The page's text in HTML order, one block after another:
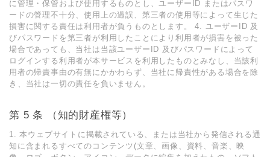
に管理・保管および使⽤するものとし、ユーザーID またはパスワ
ードの管理不⼗分、使⽤上の過誤、第三者の使⽤等によって⽣じた
損害に関する責任は利⽤者が負うものとします。 4. ユーザーID 及
びパスワードを第三者が利⽤したことにより利⽤者が損害を被った
場合であっても、当社は当該ユーザーID 及びパスワードによって
ログインする利⽤者が本サービスを利⽤したものとみなし、当該利
⽤者の帰責事由の有無にかかわらず、当社に帰責性がある場合を除
き、当社は⼀切の責任を負いません。
第 5 条 （知的財産権等）
1. 本ウェブサイトに掲載されている、または当社から発信される通
知に含まれるすべてのコンテンツ(⽂章、画像、資料、⾳楽、映